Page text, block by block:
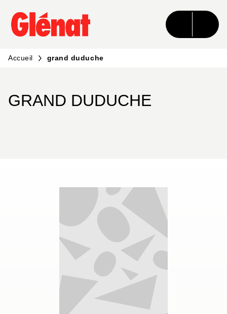
MENU RECHERCHE CONTENU
PIED DE PAGE
Accueil grand duduche
GRAND DUDUCHE